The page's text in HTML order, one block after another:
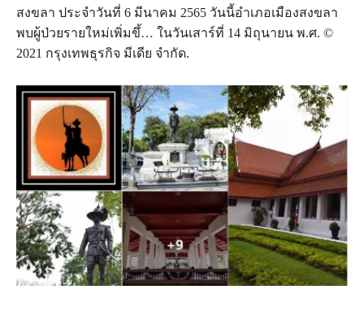
สงขลา ประจำวันที่ 6 มีนาคม 2565 วันนี้อำเภอเมืองสงขลา
พบผู้ป่วยรายใหม่เพิ่มขึ้… ในวันเสาร์ที่ 14 มิถุนายน พ.ศ. ©
2021 กรุงเทพธุรกิจ มีเดีย จำกัด.